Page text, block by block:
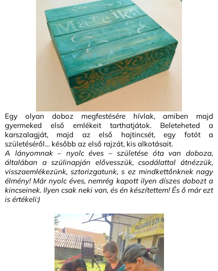
Egy olyan doboz megfestésére hívlak, amiben majd
gyermeked első emlékeit tarthatjátok. Beleteheted a
karszalagját, majd az első hajtincsét, egy fotót a
születéséről… később az első rajzát, kis alkotásait.
A lányomnak – nyolc éves – születése óta van doboza,
általában a szülinapján elővesszük, csodálattal átnézzük,
visszaemlékezünk, sztorizgatunk, s ez mindkettőnknek nagy
élmény! Már nyolc éves, nemrég kapott ilyen díszes dobozt a
kincseinek. Ilyen csak neki van, és én készítettem! És ő már ezt
is értékeli:)